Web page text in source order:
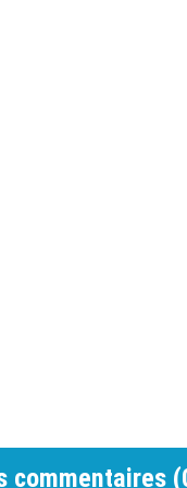
commentaires (